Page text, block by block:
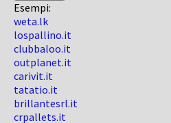
Esempi:
weta.lk
lospallino.it
clubbaloo.it
outplanet.it
carivit.it
tatatio.it
brillantesrl.it
crpallets.it